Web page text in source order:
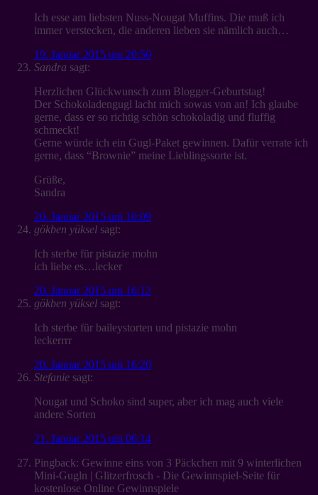
Ich esse am liebsten Nuss-Nougat Muffins. Die muß ich
immer verstecken, die anderen lieben sie nämlich auch…
19. Januar 2015 um 20:50
Sandra sagt:
Herzlichen Glückwunsch zum Blogger-Geburtstag!
Der Schokoladengugl lacht mich sowas von an! Ich glaube
gerne, dass er so richtig schön schokoladig und fluffig
schmeckt!
Gerne würde ich ein Gugl-Paket gewinnen. Dafür verrate ich
gerne, dass “Brownie” meine Lieblingssorte ist.
Grüße,
Sandra
20. Januar 2015 um 10:09
gökben yüksel sagt:
Ich sterbe für pistazie mohn
ich liebe es…lecker
20. Januar 2015 um 16:12
gökben yüksel sagt:
Ich sterbe für baileystorten und pistazie mohn
leckerrrr
20. Januar 2015 um 16:20
Stefanie sagt:
Nougat und Schoko sind super, aber ich mag auch viele
andere Sorten
21. Januar 2015 um 06:14
Pingback: Gewinne eins von 3 Päckchen mit 9 winterlichen
Mini-Gugln | Glitzerfrosch - Die Gewinnspiel-Seite für
kostenlose Online Gewinnspiele